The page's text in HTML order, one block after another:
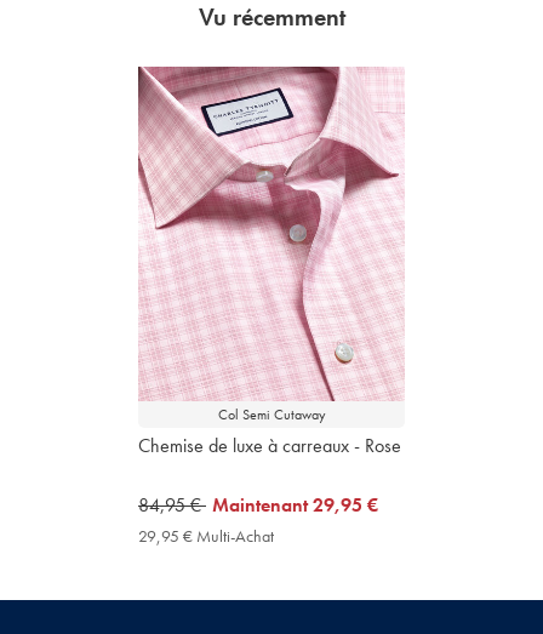
Vu récemment
Col Semi Cutaway
Chemise de luxe à carreaux - Rose
was
84,95
84,95 € now
29,95
Maintenant29,95 €
29,95 € Multi-Achat
Achat